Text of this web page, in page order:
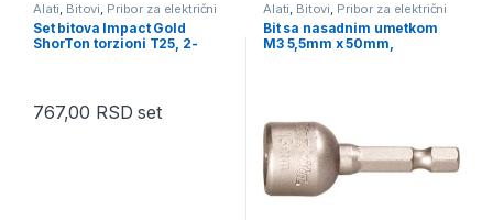
Alati Bitovi Pribor za električni
alat
Set bitova Impact Gold
ShorTon torzioni T25, 2-
767,00 RSD set
Alati Bitovi Pribor za električni
alat
Bit sa nasadnim umetkom
M3 5,5mm x 50mm,